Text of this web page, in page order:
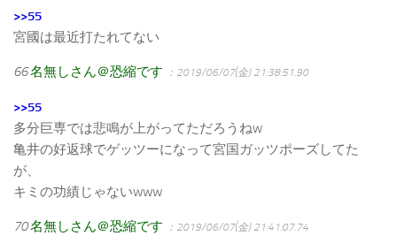
>>55
宮國は最近打たれてない
66名無しさん＠恐縮です ：2019/06/07(金) 21:38:51.90
>>55
多分巨専では悲鳴が上がってただろうねw
亀井の好返球でゲッツーになって宮国ガッツポーズしてた
が、
キミの功績じゃないwww
70名無しさん＠恐縮です ：2019/06/07(金) 21:41:07.74